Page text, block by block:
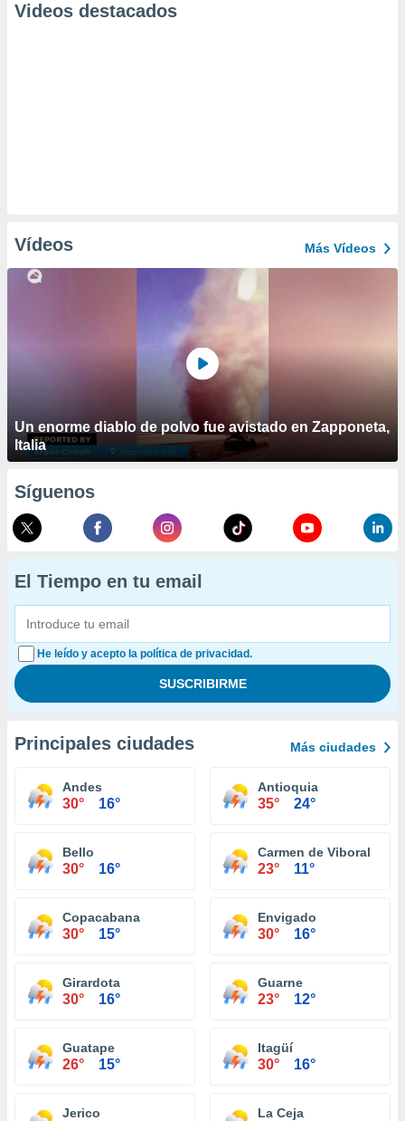
Videos destacados
Vídeos Más Vídeos
Un enorme diablo de polvo fue avistado en Zapponeta,
Italia
Síguenos
El Tiempo en tu email
He leído y acepto la política de privacidad.
Principales ciudades Más ciudades
Andes
30° 16°
Antioquia
35° 24°
Bello
30° 16°
Carmen de Viboral
23° 11°
Copacabana
30° 15°
Envigado
30° 16°
Girardota
30° 16°
Guarne
23° 12°
Guatape
26° 15°
Itagüí
30° 16°
Jerico La Ceja